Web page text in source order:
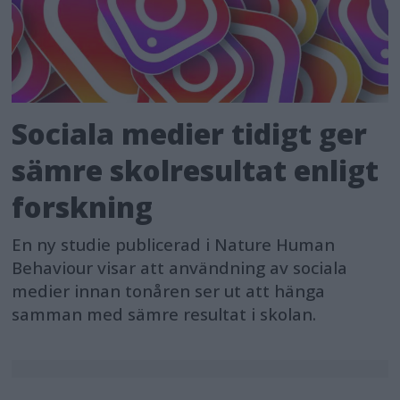
Sociala medier tidigt ger
sämre skolresultat enligt
forskning
En ny studie publicerad i Nature Human
Behaviour visar att användning av sociala
medier innan tonåren ser ut att hänga
samman med sämre resultat i skolan.